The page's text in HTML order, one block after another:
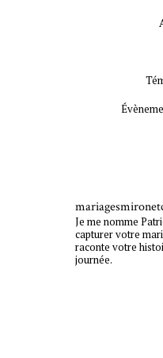
Je me nomme
capturer votre
raconte votre
journée.